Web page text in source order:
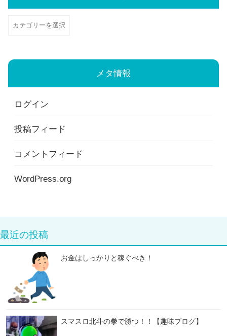
リ
メタ情報
ログイン
投稿フィード
コメントフィード
WordPress.org
最近の投稿
お金はしっかりと稼ぐべき！
スマスロ北斗の拳で勝つ！！【趣味ブログ】